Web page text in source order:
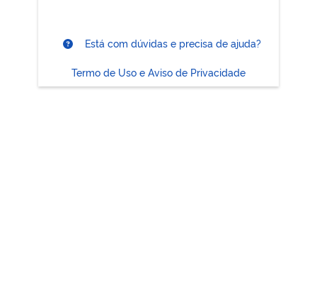
Está com dúvidas e precisa de ajuda?
Termo de Uso e Aviso de Privacidade